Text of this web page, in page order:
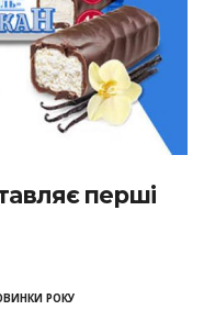
перші
РОКУ